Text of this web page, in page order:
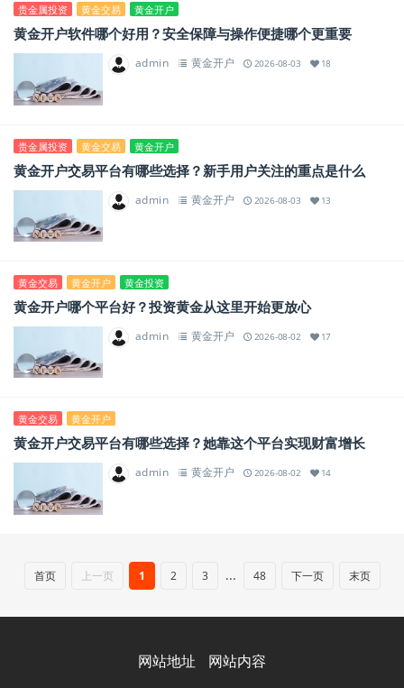
贵金属投资 黄金交易 黄金开户
黄金开户软件哪个好用？安全保障与操作便捷哪个更重要
admin 黄金开户 2026-08-03 18
贵金属投资 黄金交易 黄金开户
黄金开户交易平台有哪些选择？新手用户关注的重点是什么
admin 黄金开户 2026-08-03 13
黄金交易 黄金开户 黄金投资
黄金开户哪个平台好？投资黄金从这里开始更放心
admin 黄金开户 2026-08-02 17
黄金交易 黄金开户
黄金开户交易平台有哪些选择？她靠这个平台实现财富增长
admin 黄金开户 2026-08-02 14
首页 上一页 1 2 3 ... 48 下一页 末页
网站地址 网站内容